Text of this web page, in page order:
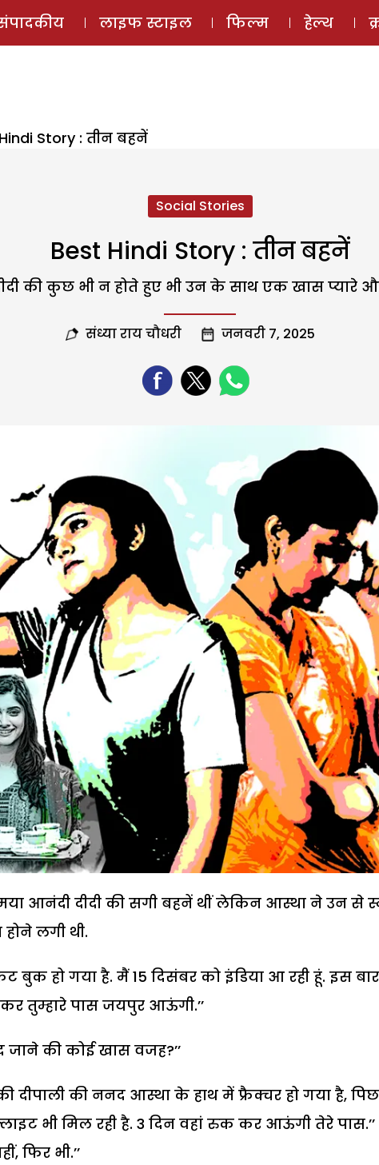
ई-मैगज़ीन
लाइफ स्टाइल फिल्म हेल्थ
Story : तीन बहनें
Social Stories
Best Hindi Story : तीन बहनें
की कुछ भी न होते हुए भी उन के साथ एक खास प्यारे
संध्या राय चौधरी जनवरी 7, 2025
आनंदी दीदी की सगी बहनें थीं लेकिन आस्था ने उन से
लगी थी.
बुक हो गया है. मैं 15 दिसंबर को इंडिया आ रही हूं. इस बार
तुम्हारे पास जयपुर आऊंगी.’’
जाने की कोई खास वजह?’’
दीपाली की ननद आस्था के हाथ में फ्रैक्चर हो गया है,
भी मिल रही है. 3 दिन वहां रुक कर आऊंगी तेरे पास.’’
फिर भी.’’